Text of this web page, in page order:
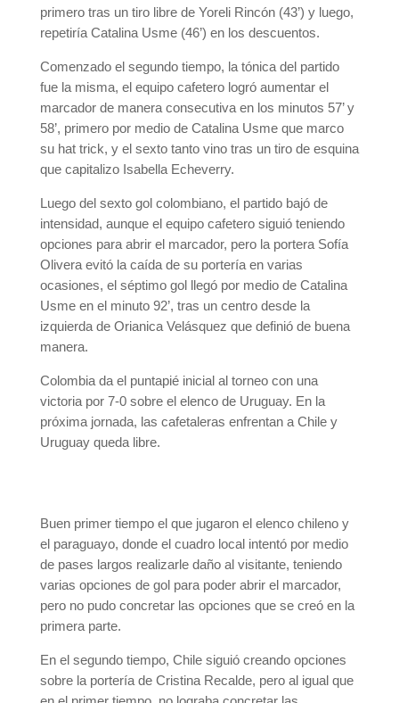
primero tras un tiro libre de Yoreli Rincón (43’) y luego,
repetiría Catalina Usme (46’) en los descuentos.
Comenzado el segundo tiempo, la tónica del partido
fue la misma, el equipo cafetero logró aumentar el
marcador de manera consecutiva en los minutos 57’ y
58’, primero por medio de Catalina Usme que marco
su hat trick, y el sexto tanto vino tras un tiro de esquina
que capitalizo Isabella Echeverry.
Luego del sexto gol colombiano, el partido bajó de
intensidad, aunque el equipo cafetero siguió teniendo
opciones para abrir el marcador, pero la portera Sofía
Olivera evitó la caída de su portería en varias
ocasiones, el séptimo gol llegó por medio de Catalina
Usme en el minuto 92’, tras un centro desde la
izquierda de Orianica Velásquez que definió de buena
manera.
Colombia da el puntapié inicial al torneo con una
victoria por 7-0 sobre el elenco de Uruguay. En la
próxima jornada, las cafetaleras enfrentan a Chile y
Uruguay queda libre.
Buen primer tiempo el que jugaron el elenco chileno y
el paraguayo, donde el cuadro local intentó por medio
de pases largos realizarle daño al visitante, teniendo
varias opciones de gol para poder abrir el marcador,
pero no pudo concretar las opciones que se creó en la
primera parte.
En el segundo tiempo, Chile siguió creando opciones
sobre la portería de Cristina Recalde, pero al igual que